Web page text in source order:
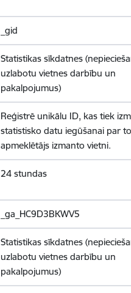
_gid
Statistikas sīkdatnes
uzlabotu vietnes darbību un
pakalpojumus)
Reģistrē unikālu ID, kas tiek
statistisko datu iegūšanai par
apmeklētājs izmanto vietni.
24 stundas
_ga_HC9D3BKWV5
Statistikas sīkdatnes
uzlabotu vietnes darbību un
pakalpojumus)